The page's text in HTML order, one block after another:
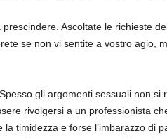
prescindere. Ascoltate le richieste
se non vi sentite a vostro agio,
gli argomenti sessuali non si
rivolgersi a un professionista
timidezza e forse l’imbarazzo